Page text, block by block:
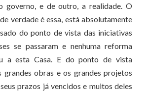
governo, e de outro, a realidade. O
verdade é essa, está absolutamente
do ponto de vista das iniciativas
se passaram e nenhuma reforma
a esta Casa. E do ponto de vista
grandes obras e os grandes projetos
prazos já vencidos e muitos deles